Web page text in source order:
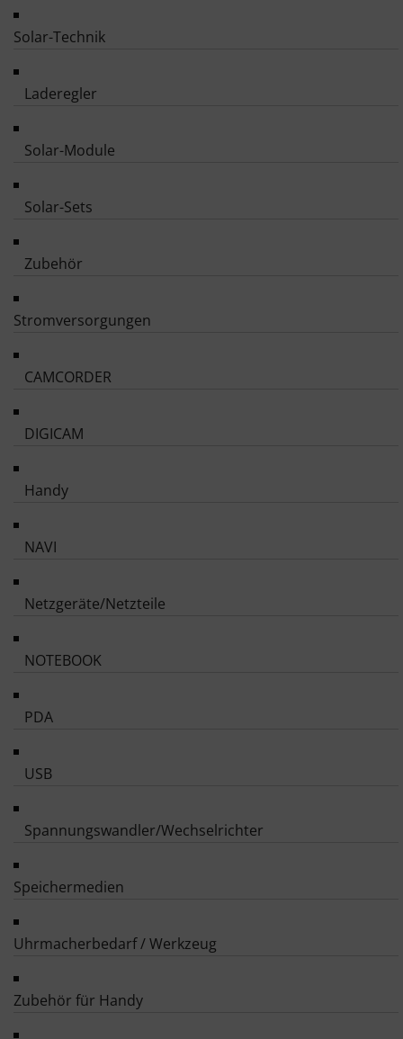
Solar-Technik
Laderegler
Solar-Module
Solar-Sets
Zubehör
Stromversorgungen
CAMCORDER
DIGICAM
Handy
NAVI
Netzgeräte/Netzteile
NOTEBOOK
PDA
USB
Spannungswandler/Wechselrichter
Speichermedien
Uhrmacherbedarf / Werkzeug
Zubehör für Handy